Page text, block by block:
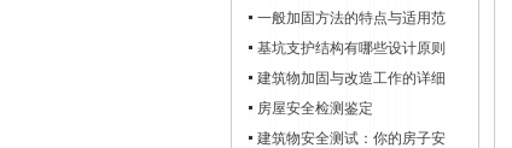
一般加固方法的特点与适用范
基坑支护结构有哪些设计原则
建筑物加固与改造工作的详细
房屋安全检测鉴定
建筑物安全测试：你的房子安